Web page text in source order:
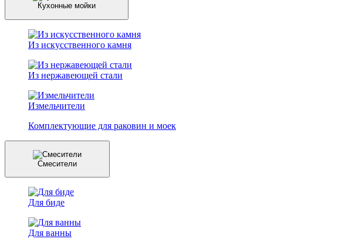
Кухонные мойки
Из искусственного камня
Из нержавеющей стали
Измельчители
Комплектующие для раковин и моек
Смесители
Для биде
Для ванны